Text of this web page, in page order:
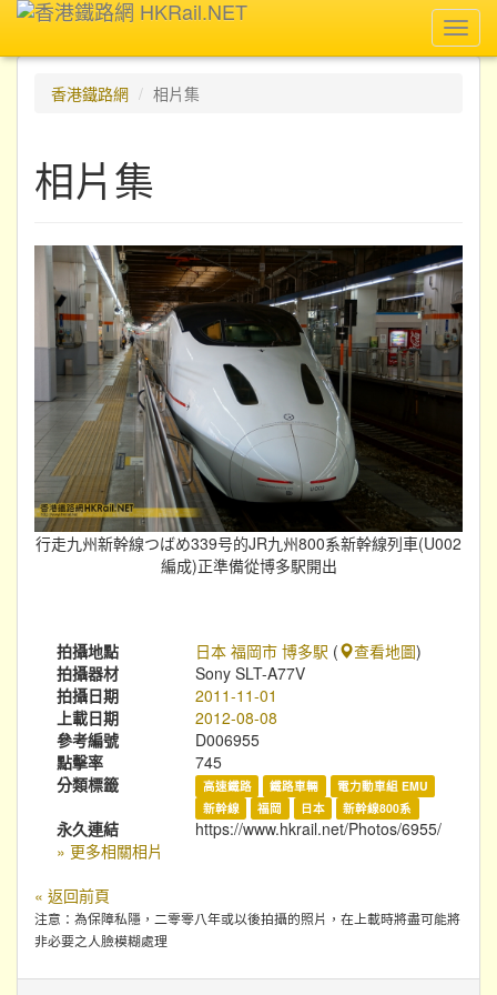
香港鐵路網
相片集
相片集
行走九州新幹線つばめ339号的JR九州800系新幹線列車(U002
編成)正準備從博多駅開出
拍攝地點 日本 福岡市 博多駅 ( 查看地圖)
拍攝器材
Sony SLT-A77V
拍攝日期
2011-11-01
上載日期
2012-08-08
參考編號
D006955
點擊率
745
分類標籤
高速鐵路 鐵路車輛
電力動車組 EMU
新幹線
福岡 日本 新幹線800系
永久連結
https://www.hkrail.net/Photos/6955/
» 更多相關相片
« 返回前頁
注意：為保障私隱，二零零八年或以後拍攝的照片，在上載時將盡可能將
非必要之人臉模糊處理